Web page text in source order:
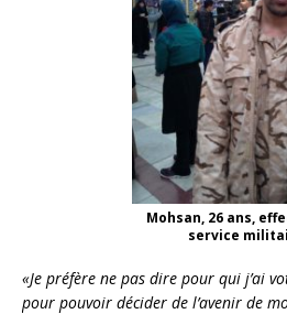
Mohsan, 26 ans,
service
«Je préfère ne pas dire pour qui j’ai
pour pouvoir décider de l’avenir de